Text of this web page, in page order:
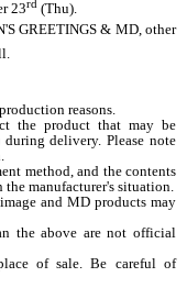
23
(Thu).
GREETINGS & MD, other
reasons.
the product that may be
during delivery. Please note
method, and the contents
manufacturer's situation.
and MD products may
the above are not official
of sale. Be careful of